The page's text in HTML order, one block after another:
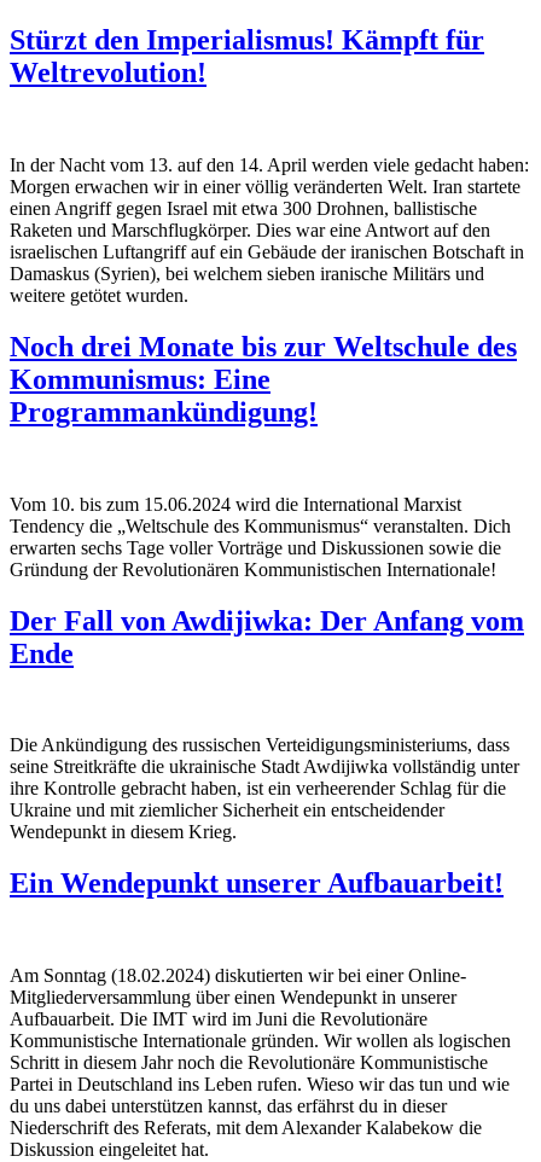
Stürzt den Imperialismus! Kämpft für
Weltrevolution!
In der Nacht vom 13. auf den 14. April werden viele gedacht haben:
Morgen erwachen wir in einer völlig veränderten Welt. Iran startete
einen Angriff gegen Israel mit etwa 300 Drohnen, ballistische
Raketen und Marschflugkörper. Dies war eine Antwort auf den
israelischen Luftangriff auf ein Gebäude der iranischen Botschaft in
Damaskus (Syrien), bei welchem sieben iranische Militärs und
weitere getötet wurden.
Noch drei Monate bis zur Weltschule des
Kommunismus: Eine
Programmankündigung!
Vom 10. bis zum 15.06.2024 wird die International Marxist
Tendency die „Weltschule des Kommunismus“ veranstalten. Dich
erwarten sechs Tage voller Vorträge und Diskussionen sowie die
Gründung der Revolutionären Kommunistischen Internationale!
Der Fall von Awdijiwka: Der Anfang vom
Ende
Die Ankündigung des russischen Verteidigungsministeriums, dass
seine Streitkräfte die ukrainische Stadt Awdijiwka vollständig unter
ihre Kontrolle gebracht haben, ist ein verheerender Schlag für die
Ukraine und mit ziemlicher Sicherheit ein entscheidender
Wendepunkt in diesem Krieg.
Ein Wendepunkt unserer Aufbauarbeit!
Am Sonntag (18.02.2024) diskutierten wir bei einer Online-
Mitgliederversammlung über einen Wendepunkt in unserer
Aufbauarbeit. Die IMT wird im Juni die Revolutionäre
Kommunistische Internationale gründen. Wir wollen als logischen
Schritt in diesem Jahr noch die Revolutionäre Kommunistische
Partei in Deutschland ins Leben rufen. Wieso wir das tun und wie
du uns dabei unterstützen kannst, das erfährst du in dieser
Niederschrift des Referats, mit dem Alexander Kalabekow die
Diskussion eingeleitet hat.